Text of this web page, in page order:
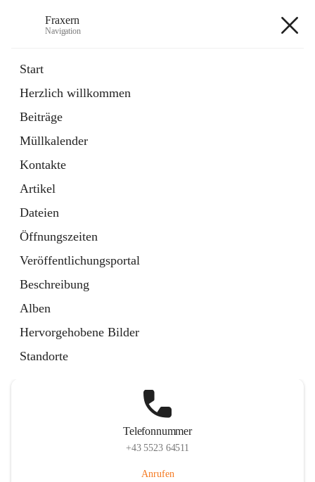
Fraxern
Navigation
Start
Herzlich willkommen
Beiträge
Müllkalender
Kontakte
Artikel
Dateien
Öffnungszeiten
Veröffentlichungsportal
Beschreibung
Alben
Hervorgehobene Bilder
Standorte
Ordner
in
Tab
Formulare
Artikel
öffnet
in
neuem
Tab
Telefonnummer
+43 5523 64511
Anrufen